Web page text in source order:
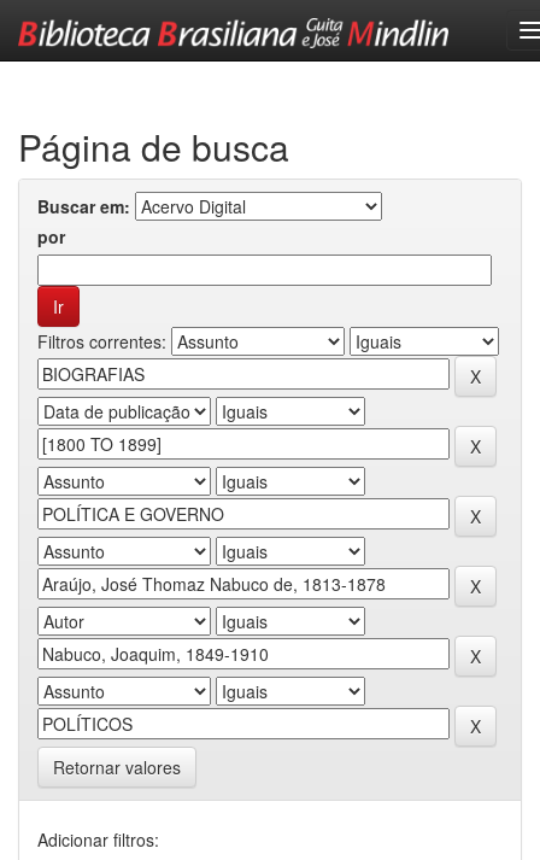
Página de busca
Buscar em:
por
Filtros correntes:
Retornar valores
Adicionar filtros: